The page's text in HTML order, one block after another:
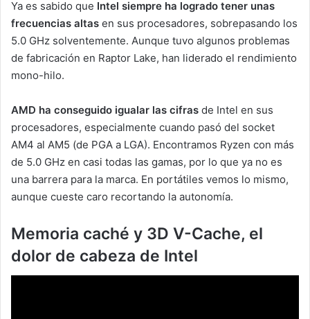
Ya es sabido que Intel siempre ha logrado tener unas
frecuencias altas en sus procesadores, sobrepasando los
5.0 GHz solventemente. Aunque tuvo algunos problemas
de fabricación en Raptor Lake, han liderado el rendimiento
mono-hilo.
AMD ha conseguido igualar las cifras de Intel en sus
procesadores, especialmente cuando pasó del socket
AM4 al AM5 (de PGA a LGA). Encontramos Ryzen con más
de 5.0 GHz en casi todas las gamas, por lo que ya no es
una barrera para la marca. En portátiles vemos lo mismo,
aunque cueste caro recortando la autonomía.
Memoria caché y 3D V-Cache, el
dolor de cabeza de Intel